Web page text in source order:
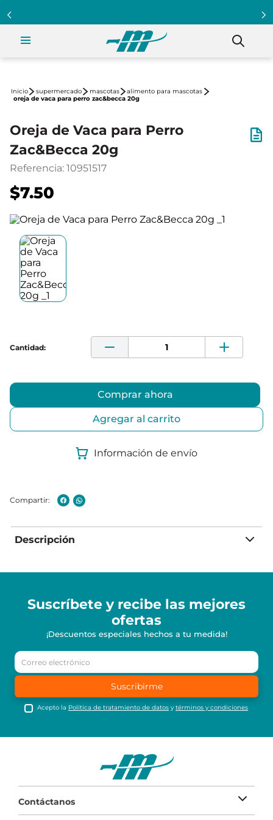
supermercado mascotas
alimento para mascotas
oreja de vaca para perro zac&becca 20g
Oreja de Vaca para Perro
Zac&Becca 20g
Referencia: 10951517
$7.50
Comprar ahora
Agregar al carrito
Información de envío
Descripción
Suscríbete y recibe las mejores
ofertas
¡Descuentos especiales hechos a tu medida!
Suscribirme
Acepto la Política de tratamiento de datos ytérminos y condiciones
Contáctanos